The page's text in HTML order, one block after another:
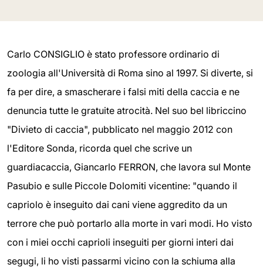
Carlo CONSIGLIO è stato professore ordinario di
zoologia all'Università di Roma sino al 1997. Si diverte, si
fa per dire, a smascherare i falsi miti della caccia e ne
denuncia tutte le gratuite atrocità. Nel suo bel libriccino
"Divieto di caccia", pubblicato nel maggio 2012 con
l'Editore Sonda, ricorda quel che scrive un
guardiacaccia, Giancarlo FERRON, che lavora sul Monte
Pasubio e sulle Piccole Dolomiti vicentine: "quando il
capriolo è inseguito dai cani viene aggredito da un
terrore che può portarlo alla morte in vari modi. Ho visto
con i miei occhi caprioli inseguiti per giorni interi dai
segugi, li ho visti passarmi vicino con la schiuma alla